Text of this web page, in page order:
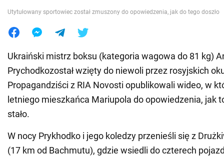
Jedzenie
Utytułowany sportowiec został zmuszony do opowiedzenia, jak do tego doszło
Ukraiński mistrz boksu (kategoria wagowa do 81 kg)
Prychodkozostał wzięty do niewoli przez rosyjskich
Propagandziści z RIA Novosti opublikowali wideo, w
letniego mieszkańca Mariupola do opowiedzenia, jak
stało.
W nocy Prykhodko i jego koledzy przenieśli się z
(17 km od Bachmutu), gdzie wsiedli do czterech